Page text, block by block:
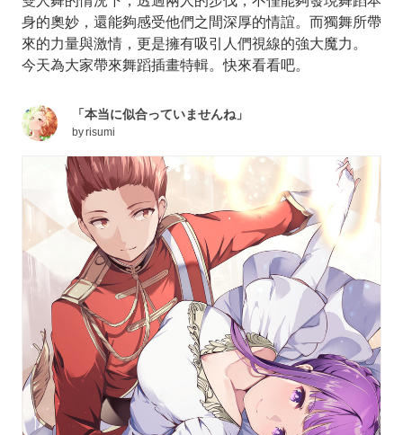
身的奧妙，還能夠感受他們之間深厚的情誼。而獨舞所帶
來的力量與激情，更是擁有吸引人們視線的強大魔力。
今天為大家帶來舞蹈插畫特輯。快來看看吧。
「本当に似合っていませんね」
byrisumi